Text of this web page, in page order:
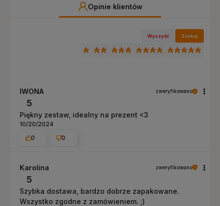
Opinie klientów
Wyczyść Szukaj
IWONA zweryfikowano
5
Piękny zestaw, idealny na prezent <3
10/20/2024
0
0
Karolina zweryfikowano
5
Szybka dostawa, bardzo dobrze zapakowane.
Wszystko zgodne z zamówieniem. ;)